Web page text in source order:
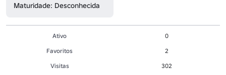
Maturidade: Desconhecida
Ativo
0
Favoritos
2
Visitas
302